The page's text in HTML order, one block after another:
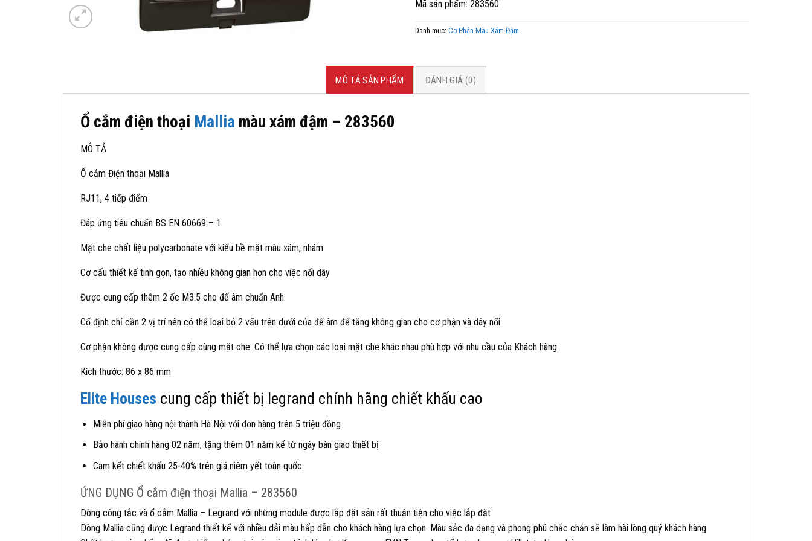
Mã sản phẩm: 283560
Danh mục: Cơ Phận Màu Xám Đậm
MÔ TẢ SẢN PHẨM ĐÁNH GIÁ (0)
Ổ cắm điện thoại Mallia màu xám đậm – 283560
MÔ TẢ
Ổ cắm Điện thoại Mallia
RJ11, 4 tiếp điểm
Đáp ứng tiêu chuẩn BS EN 60669 – 1
Mặt che chất liệu polycarbonate với kiểu bề mặt màu xám, nhám
Cơ cấu thiết kế tinh gọn, tạo nhiều không gian hơn cho việc nối dây
Được cung cấp thêm 2 ốc M3.5 cho đế âm chuẩn Anh.
Cố định chỉ cần 2 vị trí nên có thể loại bỏ 2 vấu trên dưới của đế âm để tăng không gian cho cơ phận và dây nối.
Cơ phận không được cung cấp cùng mặt che. Có thể lựa chọn các loại mặt che khác nhau phù hợp với nhu cầu của Khách hàng
Kích thước: 86 x 86 mm
Elite Houses cung cấp thiết bị legrand chính hãng chiết khấu cao
Miễn phí giao hàng nội thành Hà Nội với đơn hàng trên 5 triệu đồng
Bảo hành chính hãng 02 năm, tặng thêm 01 năm kể từ ngày bàn giao thiết bị
Cam kết chiết khấu 25-40% trên giá niêm yết toàn quốc.
ỨNG DỤNG Ổ cắm điện thoại Mallia – 283560
Dòng công tắc và ổ cắm Mallia – Legrand với những module được lắp đặt sẵn rất thuận tiện cho việc lắp đặt
Dòng Mallia cũng được Legrand thiết kế với nhiều dải màu hấp dẫn cho khách hàng lựa chọn. Màu sắc đa dạng và phong phú chắc chắn sẽ làm hài lòng quý khách hàng